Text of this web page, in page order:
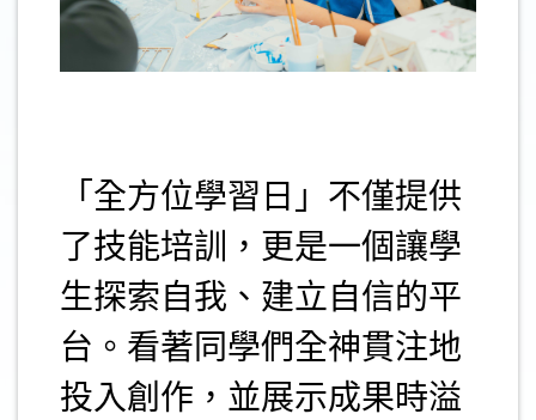
「全方位學習日」不僅提供
了技能培訓，更是一個讓學
生探索自我、建立自信的平
台。看著同學們全神貫注地
投入創作，並展示成果時溢